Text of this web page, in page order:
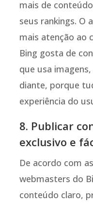
mais de
seus rankings. O
mais atenção ao
Bing gosta de
que usa
diante, porque
experiência do
8. Publicar
exclusivo e
De acordo com
webmasters do
conteúdo claro,